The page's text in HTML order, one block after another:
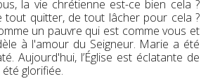
la vie chrétienne est-ce bien cela ?
tout quitter, de tout lâcher pour cela ?
un pauvre qui est comme vous et
à l'amour du Seigneur. Marie a été
Aujourd'hui, l’Église est éclatante de
glorifiée.